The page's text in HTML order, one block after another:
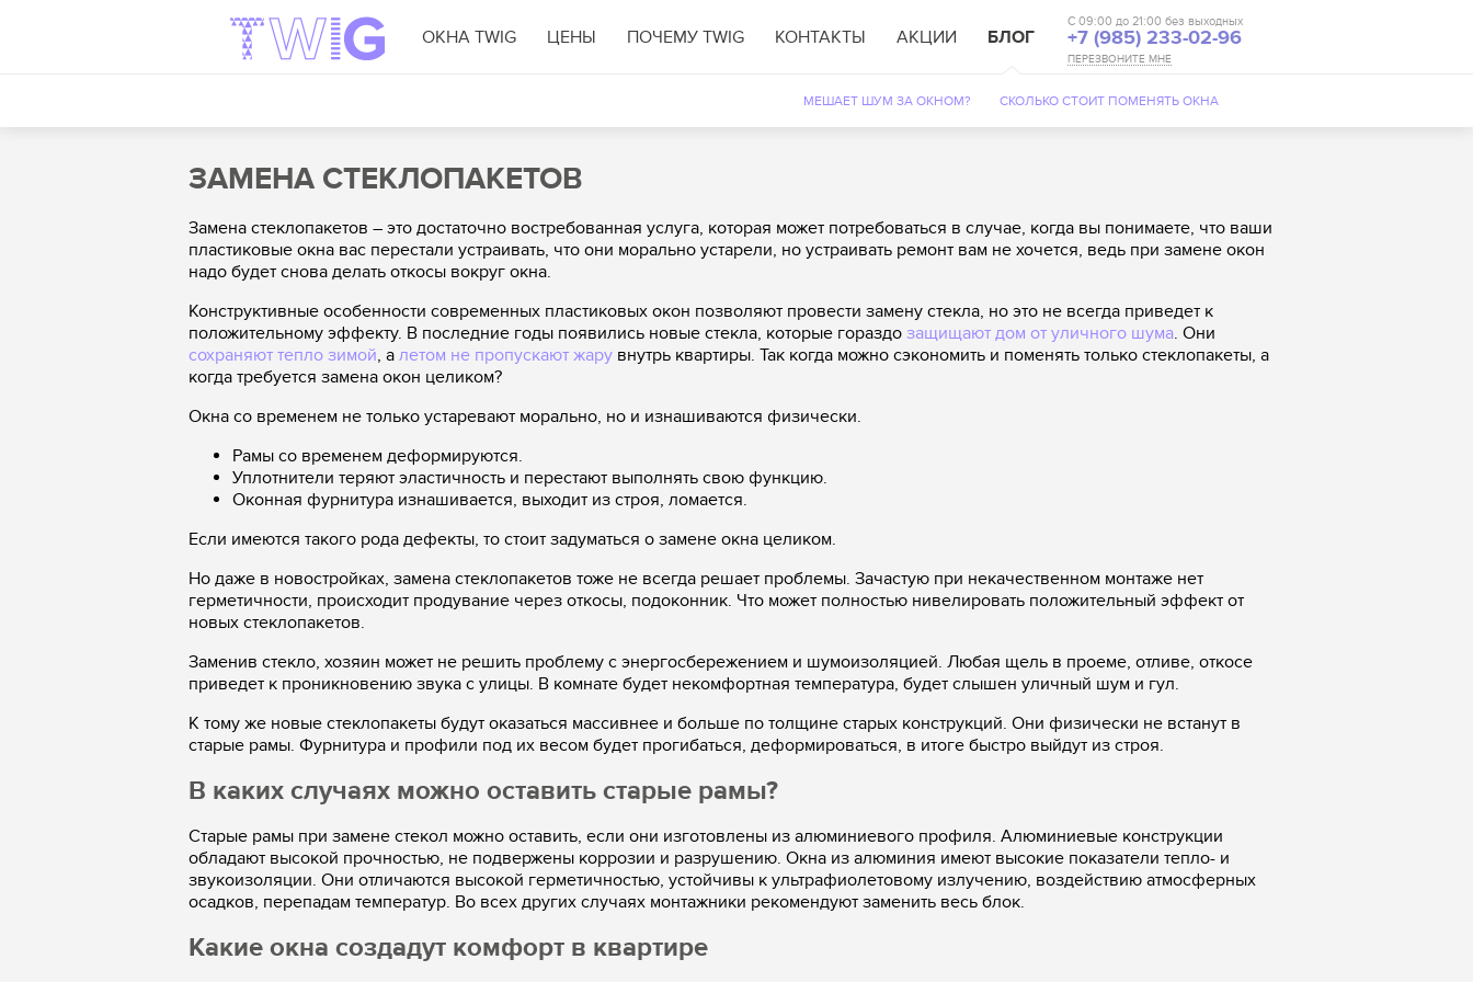
ОКНА TWIG ЦЕНЫ ПОЧЕМУ TWIG КОНТАКТЫ АКЦИИ БЛОГ
МЕШАЕТ ШУМ ЗА ОКНОМ? СКОЛЬКО СТОИТ ПОМЕНЯТЬ ОКНА
С 09:00 до 21:00 без выходных
+7 (985) 233-02-96
ПЕРЕЗВОНИТЕ МНЕ
ЗАМЕНА СТЕКЛОПАКЕТОВ
Замена стеклопакетов – это достаточно востребованная услуга, которая может потребоваться в случае, когда вы понимаете, что ваши
пластиковые окна вас перестали устраивать, что они морально устарели, но устраивать ремонт вам не хочется, ведь при замене окон
надо будет снова делать откосы вокруг окна.
Конструктивные особенности современных пластиковых окон позволяют провести замену стекла, но это не всегда приведет к
положительному эффекту. В последние годы появились новые стекла, которые гораздо защищают дом от уличного шума. Они
сохраняют тепло зимой, а летом не пропускают жару внутрь квартиры. Так когда можно сэкономить и поменять только стеклопакеты, а
когда требуется замена окон целиком?
Окна со временем не только устаревают морально, но и изнашиваются физически.
Рамы со временем деформируются.
Уплотнители теряют эластичность и перестают выполнять свою функцию.
Оконная фурнитура изнашивается, выходит из строя, ломается.
Если имеются такого рода дефекты, то стоит задуматься о замене окна целиком.
Но даже в новостройках, замена стеклопакетов тоже не всегда решает проблемы. Зачастую при некачественном монтаже нет
герметичности, происходит продувание через откосы, подоконник. Что может полностью нивелировать положительный эффект от
новых стеклопакетов.
Заменив стекло, хозяин может не решить проблему с энергосбережением и шумоизоляцией. Любая щель в проеме, отливе, откосе
приведет к проникновению звука с улицы. В комнате будет некомфортная температура, будет слышен уличный шум и гул.
К тому же новые стеклопакеты будут оказаться массивнее и больше по толщине старых конструкций. Они физически не встанут в
старые рамы. Фурнитура и профили под их весом будет прогибаться, деформироваться, в итоге быстро выйдут из строя.
В каких случаях можно оставить старые рамы?
Старые рамы при замене стекол можно оставить, если они изготовлены из алюминиевого профиля. Алюминиевые конструкции
обладают высокой прочностью, не подвержены коррозии и разрушению. Окна из алюминия имеют высокие показатели тепло- и
звукоизоляции. Они отличаются высокой герметичностью, устойчивы к ультрафиолетовому излучению, воздействию атмосферных
осадков, перепадам температур. Во всех других случаях монтажники рекомендуют заменить весь блок.
Какие окна создадут комфорт в квартире